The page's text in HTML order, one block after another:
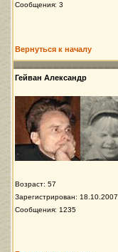
Сообщения: 3
Вернуться к началу
Гейван Александр
Возраст: 57
Зарегистрирован: 18.10.2007
Сообщения: 1235